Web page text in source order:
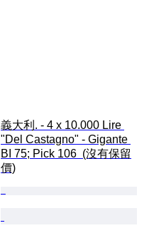
義大利. - 4 x 10.000 Lire
"Del Castagno" - Gigante
BI 75; Pick 106  (沒有保留
價)